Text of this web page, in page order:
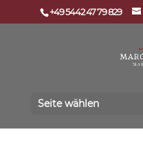
+49 5442 47 79 829
Seite wählen